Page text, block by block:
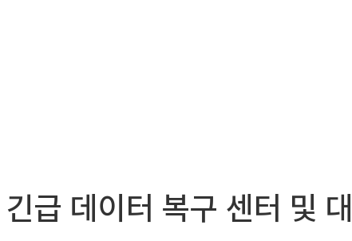
급 데이터 복구 센터 및